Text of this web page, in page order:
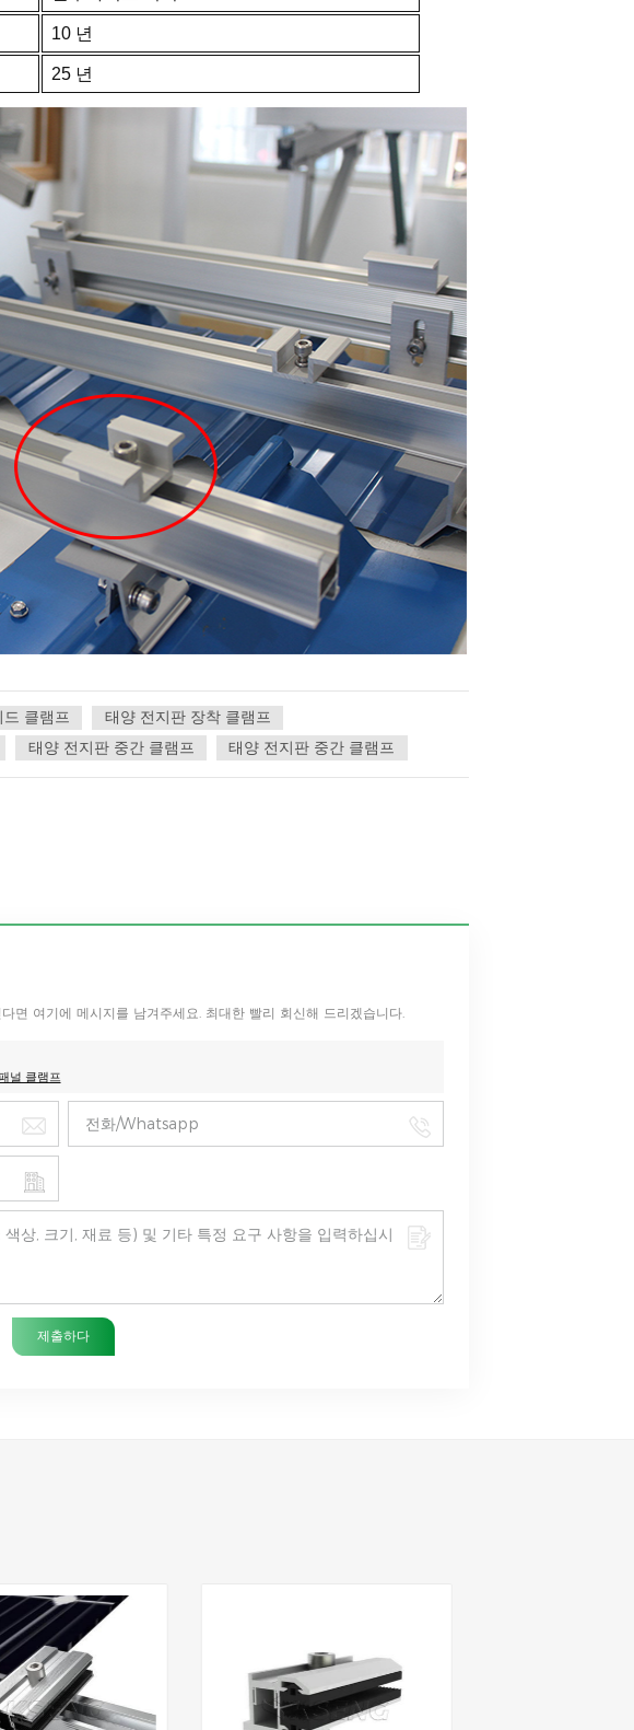
10 년
25 년
클램프
태양 전지판 장착 클램프
태양 전지판 중간 클램프 태양 전지판 중간 클램프
면 여기에 메시지를 남겨주세요. 최대한 빨리 회신해 드리겠습니다.
널 클램프
제출하다